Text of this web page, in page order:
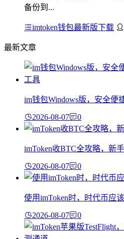
备份到...
imtoken钱包最新版下载
最新文章
im钱包Windows版，安全便
2026-08-07 0
imToken收BTC全攻略，新
2026-08-07 0
使用imToken时，时代币应
2026-08-07 0